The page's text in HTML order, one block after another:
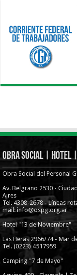
Obra Social | Hotel |
Obra Social del Personal
Av. Belgrano 2530 -
Aires
Tel. 4308-2678 - Líneas
mail: info@ospg.org.ar
Hotel "13 de Noviembre"
Las Heras 2966/74 - Mar
Tel. (0223) 4517959
Camping "7 de Mayo"